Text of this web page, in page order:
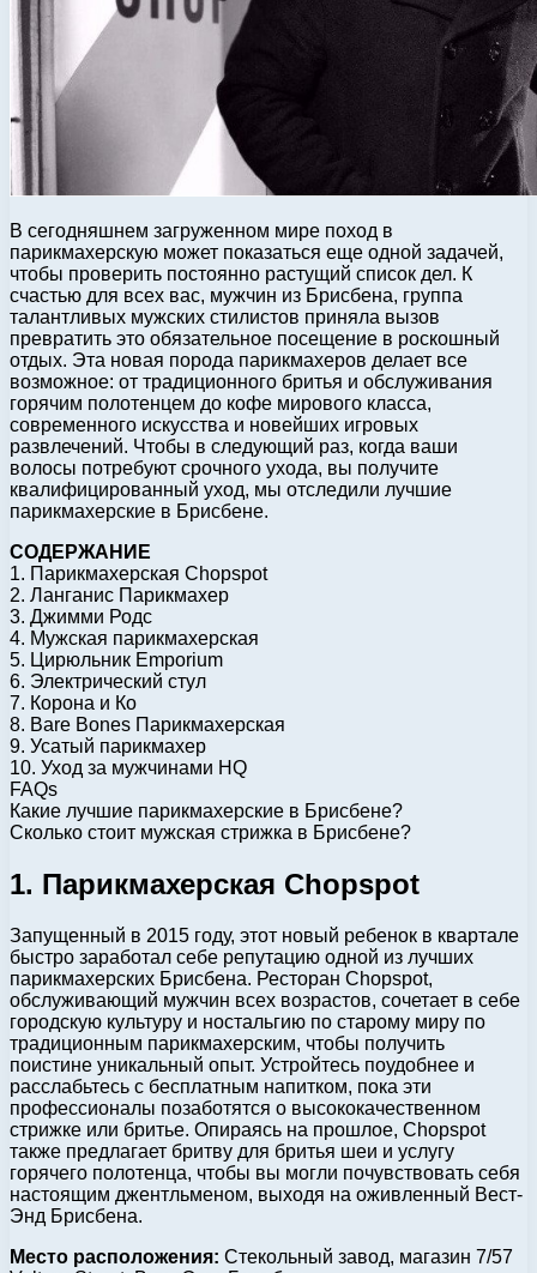
В сегодняшнем загруженном мире поход в
парикмахерскую может показаться еще одной задачей,
чтобы проверить постоянно растущий список дел. К
счастью для всех вас, мужчин из Брисбена, группа
талантливых мужских стилистов приняла вызов
превратить это обязательное посещение в роскошный
отдых. Эта новая порода парикмахеров делает все
возможное: от традиционного бритья и обслуживания
горячим полотенцем до кофе мирового класса,
современного искусства и новейших игровых
развлечений. Чтобы в следующий раз, когда ваши
волосы потребуют срочного ухода, вы получите
квалифицированный уход, мы отследили лучшие
парикмахерские в Брисбене.
СОДЕРЖАНИЕ
1. Парикмахерская Chopspot
2. Ланганис Парикмахер
3. Джимми Родс
4. Мужская парикмахерская
5. Цирюльник Emporium
6. Электрический стул
7. Корона и Ко
8. Bare Bones Парикмахерская
9. Усатый парикмахер
10. Уход за мужчинами HQ
FAQs
Какие лучшие парикмахерские в Брисбене?
Сколько стоит мужская стрижка в Брисбене?
1. Парикмахерская Chopspot
Запущенный в 2015 году, этот новый ребенок в квартале
быстро заработал себе репутацию одной из лучших
парикмахерских Брисбена. Ресторан Chopspot,
обслуживающий мужчин всех возрастов, сочетает в себе
городскую культуру и ностальгию по старому миру по
традиционным парикмахерским, чтобы получить
поистине уникальный опыт. Устройтесь поудобнее и
расслабьтесь с бесплатным напитком, пока эти
профессионалы позаботятся о высококачественном
стрижке или бритье. Опираясь на прошлое, Chopspot
также предлагает бритву для бритья шеи и услугу
горячего полотенца, чтобы вы могли почувствовать себя
настоящим джентльменом, выходя на оживленный Вест-
Энд Брисбена.
Место расположения: Стекольный завод, магазин 7/57